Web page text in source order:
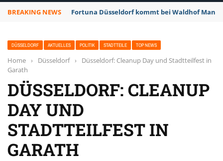
BREAKING NEWS Fortuna Düsseldorf kommt bei Waldhof
DÜSSELDORF AKTUELLES POLITIK STADTTEILE TOP NEWS
Home › Düsseldorf ›
Düsseldorf: Cleanup Day und Stadtteilfest in
Garath
DÜSSELDORF: CLEANUP
DAY UND
STADTTEILFEST IN
GARATH